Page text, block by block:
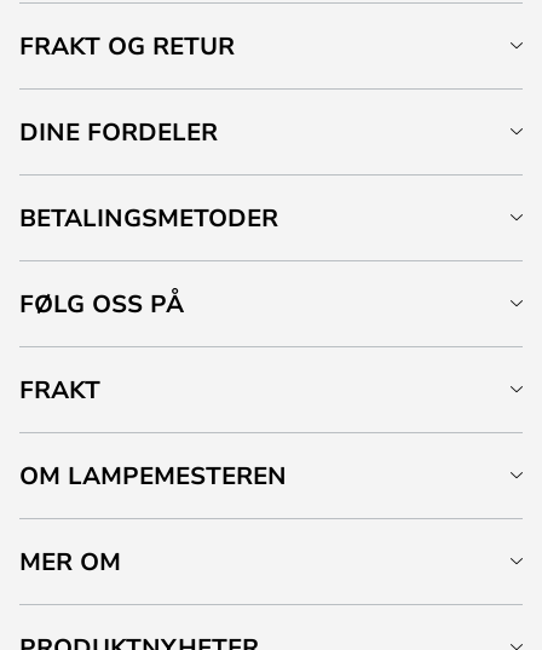
FRAKT OG RETUR
DINE FORDELER
BETALINGSMETODER
FØLG OSS PÅ
FRAKT
OM LAMPEMESTEREN
MER OM